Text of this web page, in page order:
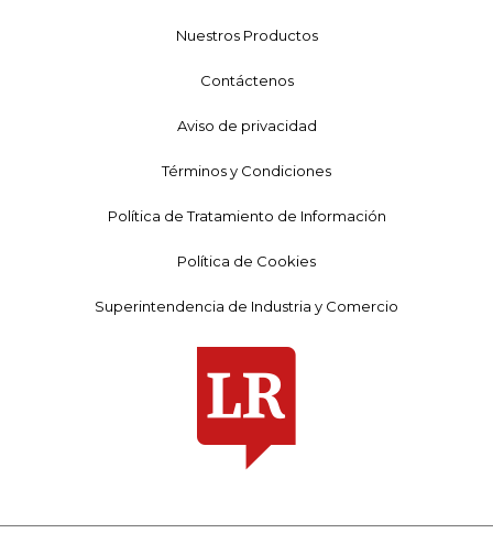
Nuestros Productos
Contáctenos
Aviso de privacidad
Términos y Condiciones
Política de Tratamiento de Información
Política de Cookies
Superintendencia de Industria y Comercio